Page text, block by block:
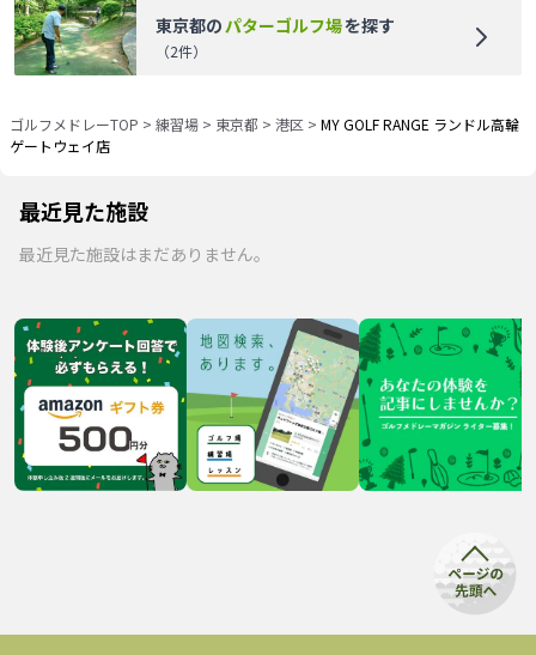
東京都の パターゴルフ場を探す
（2件）
ゴルフメドレーTOP > 練習場 > 東京都 > 港区 > MY GOLF RANGE ランドル高輪
ゲートウェイ店
最近見た施設
最近見た施設はまだありません。